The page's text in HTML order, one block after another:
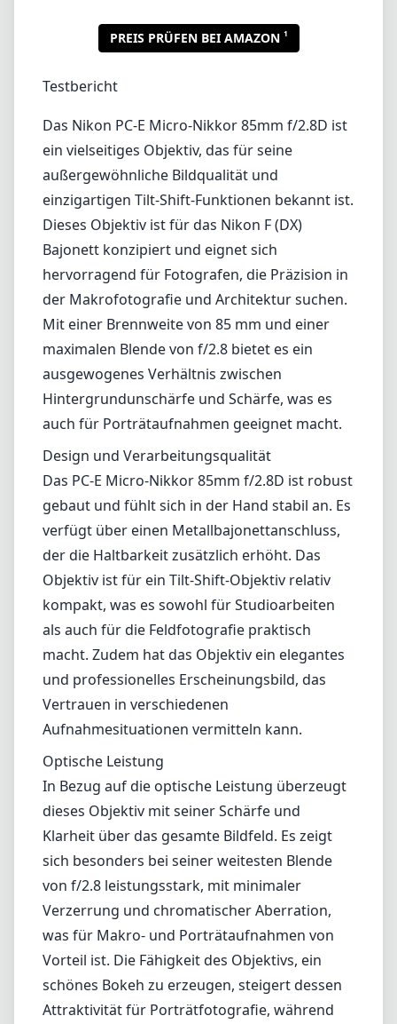
Bajonett konzipiert und eignet sich
hervorragend für Fotografen, die Präzision in
Mit einer Brennweite von 85 mm und einer
maximalen Blende von f/2.8 bietet es ein
ausgewogenes Verhältnis zwischen
Hintergrundunschärfe und Schärfe, was es
auch für Porträtaufnahmen geeignet macht.
Design und Verarbeitungsqualität
Das PC-E Micro-Nikkor 85mm f/2.8D ist robust
gebaut und fühlt sich in der Hand stabil an. Es
verfügt über einen Metallbajonettanschluss,
der die Haltbarkeit zusätzlich erhöht. Das
Objektiv ist für ein Tilt-Shift-Objektiv relativ
kompakt, was es sowohl für Studioarbeiten
als auch für die Feldfotografie praktisch
macht. Zudem hat das Objektiv ein elegantes
und professionelles Erscheinungsbild, das
Vertrauen in verschiedenen
Aufnahmesituationen vermitteln kann.
Optische Leistung
In Bezug auf die optische Leistung überzeugt
dieses Objektiv mit seiner Schärfe und
Klarheit über das gesamte Bildfeld. Es zeigt
sich besonders bei seiner weitesten Blende
von f/2.8 leistungsstark, mit minimaler
Verzerrung und chromatischer Aberration,
was für Makro- und Porträtaufnahmen von
Vorteil ist. Die Fähigkeit des Objektivs, ein
schönes Bokeh zu erzeugen, steigert dessen
Attraktivität für Porträtfotografie, während
feine Details in Makroaufnahmen erhalten
bleiben.
Tilt-Shift-Funktionalität
Eine der hervorstechenden Eigenschaften des
PC-E Micro-Nikkor ist der Tilt- und Shift-
Mechanismus, der eine präzise Kontrolle über
Perspektive und Schärfentiefe ermöglicht.
Dies ist besonders hilfreich in der
Architekturfotografie, wo gerade Linien von